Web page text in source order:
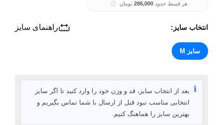
هر قسط حدود286,000 تومان ⓘ
انتخاب سایز: راهنمای سایز
سایز M
ℹ️ بعد از انتخاب سایز، قد و وزن خود را وارد کنید تا اگر سایز
انتخابی مناسب نبود قبل از ارسال با شما تماس بگیریم و
بهترین سایز را هماهنگ کنیم.